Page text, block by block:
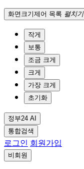
화면크기제어 목록 펼치기
작게
보통
조금 크게
크게
가장 크게
초기화
정부24 AI
통합검색
로그인 회원가입
비회원